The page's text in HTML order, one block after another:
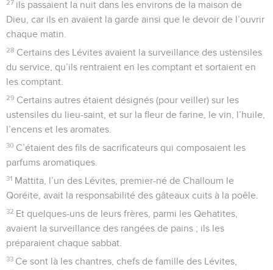
27 ils passaient la nuit dans les environs de la maison de
Dieu, car ils en avaient la garde ainsi que le devoir de l’ouvrir
chaque matin.
28 Certains des Lévites avaient la surveillance des ustensiles
du service, qu’ils rentraient en les comptant et sortaient en
les comptant.
29 Certains autres étaient désignés (pour veiller) sur les
ustensiles du lieu-saint, et sur la fleur de farine, le vin, l’huile,
l’encens et les aromates.
30 C’étaient des fils de sacrificateurs qui composaient les
parfums aromatiques.
31 Mattita, l’un des Lévites, premier-né de Challoum le
Qoréite, avait la responsabilité des gâteaux cuits à la poêle.
32 Et quelques-uns de leurs frères, parmi les Qehatites,
avaient la surveillance des rangées de pains ; ils les
préparaient chaque sabbat.
33 Ce sont là les chantres, chefs de famille des Lévites,